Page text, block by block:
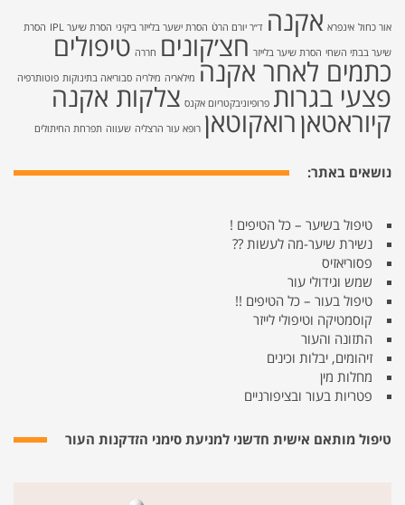
אור כחול אינפרא אקנה ד״ר יורם הרטֿ הסרת ישער בלייזר ביקיני הסרת שיער IPL
הסרת
שיער בבתי השחי הסרת שיער בלייזר חצ׳קונים חררה טיפולים
כתמים לאחר אקנה מילאריה מילריה סבוריאה בתינוקות פוטותרפיה
פצעי בגרות פרופיוניבקטריום אקנס צלקות אקנה
קיוראטאןרואקוטאן רופא עור הרצליה שעווה תפרחת החיתולים
נושאים באתר:
טיפול בשיער – כל הטיפים !
נשירת שיער-מה לעשות ??
פסוריאזיס
שמש וגידולי עור
טיפול בעור – כל הטיפים !!
קוסמטיקה וטיפולי לייזר
התזונה והעור
זיהומים, יבלות וכינים
מחלות מין
פטריות בעור ובציפורניים
טיפול מותאם אישית חדשני למניעת סימני הזדקנות העור